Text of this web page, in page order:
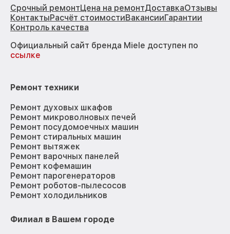
Срочный ремонтЦена на ремонтДоставкаОтзывы
КонтактыРасчёт стоимостиВакансииГарантии
Контроль качества
Официальный сайт бренда Miele доступен по
ссылке
Ремонт техники
Ремонт духовых шкафов
Ремонт микроволновых печей
Ремонт посудомоечных машин
Ремонт стиральных машин
Ремонт вытяжек
Ремонт варочных панелей
Ремонт кофемашин
Ремонт парогенераторов
Ремонт роботов-пылесосов
Ремонт холодильников
Филиал в Вашем городе